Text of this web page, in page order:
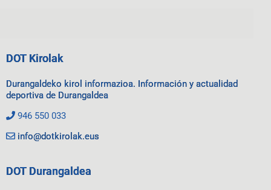
DOT Kirolak
Durangaldeko kirol informazioa. Información y actualidad
deportiva de Durangaldea
946 550 033
info@dotkirolak.eus
DOT Durangaldea